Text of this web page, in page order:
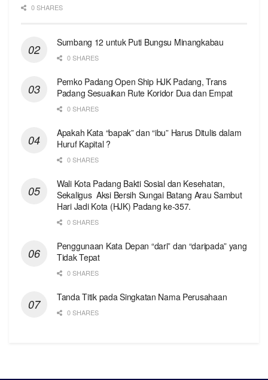
0 SHARES
Sumbang 12 untuk Puti Bungsu Minangkabau
0 SHARES
Pemko Padang Open Ship HJK Padang, Trans
Padang Sesuaikan Rute Koridor Dua dan Empat
0 SHARES
Apakah Kata “bapak” dan “ibu” Harus Ditulis dalam
Huruf Kapital ?
0 SHARES
Wali Kota Padang Bakti Sosial dan Kesehatan,
Sekaligus Aksi Bersih Sungai Batang Arau Sambut
Hari Jadi Kota (HJK) Padang ke-357.
0 SHARES
Penggunaan Kata Depan “dari” dan “daripada” yang
Tidak Tepat
0 SHARES
Tanda Titik pada Singkatan Nama Perusahaan
0 SHARES